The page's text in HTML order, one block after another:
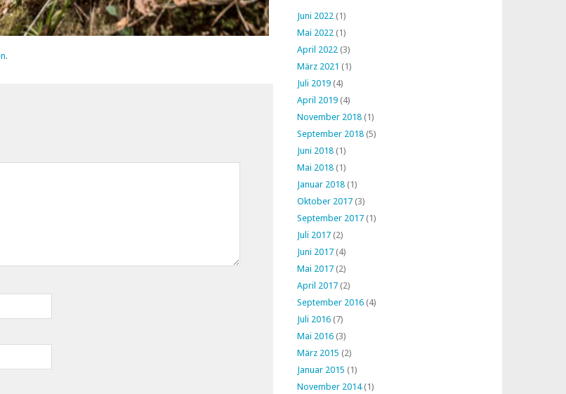
.
Juni 2022 (1)
Mai 2022 (1)
April 2022 (3)
März 2021 (1)
Juli 2019 (4)
April 2019 (4)
November 2018 (1)
September 2018 (5)
Juni 2018 (1)
Mai 2018 (1)
Januar 2018 (1)
Oktober 2017 (3)
September 2017 (1)
Juli 2017 (2)
Juni 2017 (4)
Mai 2017 (2)
April 2017 (2)
September 2016 (4)
Juli 2016 (7)
Mai 2016 (3)
März 2015 (2)
Januar 2015 (1)
November 2014(1)